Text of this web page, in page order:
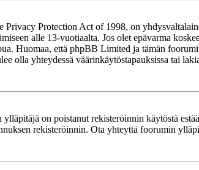
Privacy Protection Act of 1998, on
alle 13-vuotiaalta. Jos olet epävarma
Huomaa, että phpBB Limited ja tämän
olla yhteydessä väärinkäytöstapauksissa tai
on poistanut rekisteröinnin käytöstä
rekisteröinnin. Ota yhteyttä foorumin